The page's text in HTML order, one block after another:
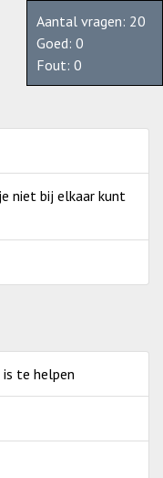
Aantal vragen: 20
Goed: 0
Fout: 0
niet bij elkaar kunt
te helpen